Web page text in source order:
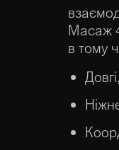
Масаж
в тому